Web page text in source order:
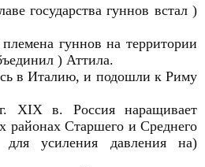
государства гуннов встал )
гуннов на территории
) Аттила.
в Италию, и подошли к Риму
XIX в. Россия наращивает
Старшего и Среднего
усиления давления на)